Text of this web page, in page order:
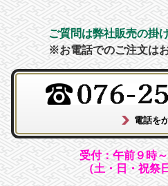
ご質問は弊社販売の掛
※お電話でのご注文は
受付：午前９時
（土・日・祝祭